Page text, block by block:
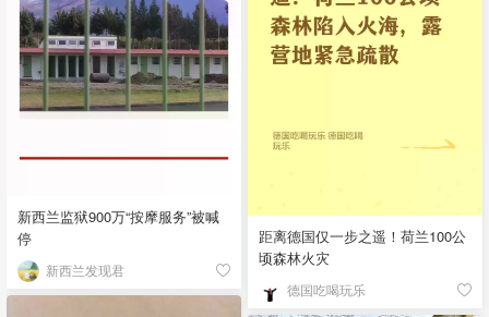
新西兰监狱900万“按摩服务”被喊
停
新西兰发现君
距离德国仅一步之遥！荷兰100公
顷森林火灾
德国吃喝玩乐